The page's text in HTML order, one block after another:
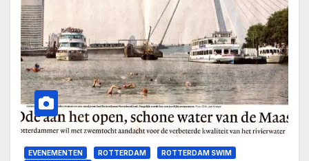
EVENEMENTEN ROTTERDAM
ROTTERDAM SWIM